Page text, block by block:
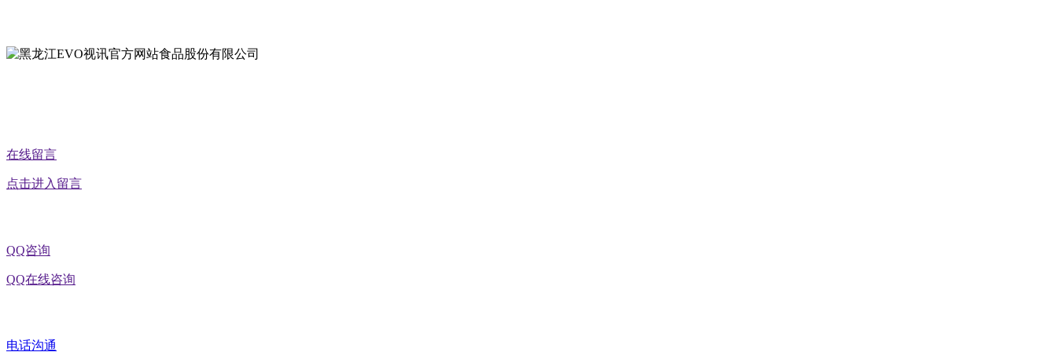
在线留言
点击进入留言
QQ咨询
QQ在线咨询
电话沟通